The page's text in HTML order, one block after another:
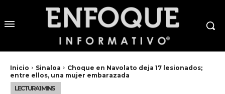
Inicio Sinaloa
Choque en Navolato deja 17 lesionados;
entre ellos, una mujer embarazada